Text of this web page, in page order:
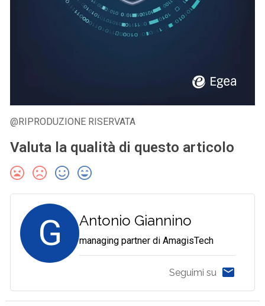
@RIPRODUZIONE RISERVATA
Valuta la qualità di questo articolo
G Antonio Giannino
managing partner di AmagisTech
Seguimi su